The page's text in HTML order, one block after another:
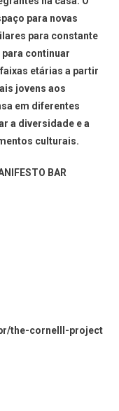
para novas
para constante
continuar
etárias a partir
jovens aos
em diferentes
a diversidade e a
culturais.
BAR
the-cornelll-project